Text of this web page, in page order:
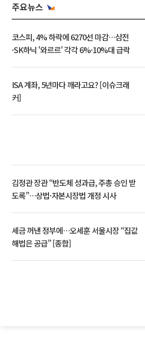
주요뉴스
코스피, 4% 하락에 6270선 마감…삼전
·SK하닉 '와르르' 각각 6%·10%대 급락
ISA 계좌, 5년마다 깨라고요? [이슈크래
커]
김정관 장관 “반도체 성과급, 주총 승인 받
도록”…상법·자본시장법 개정 시사
세금 꺼낸 정부에…오세훈 서울시장 “집값
해법은 공급” [종합]